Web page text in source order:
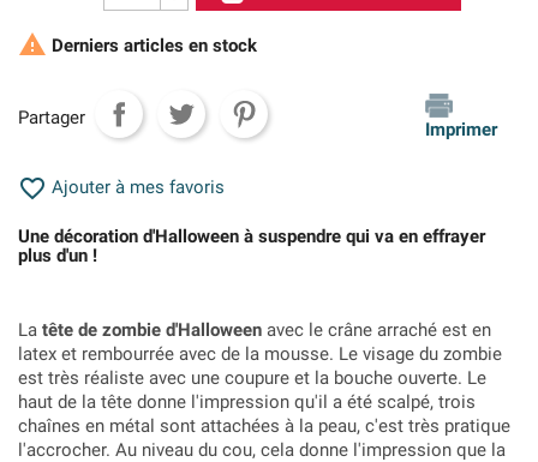
 Derniers articles en stock
Partager
Imprimer
 Ajouter à mes favoris
Une décoration d'Halloween à suspendre qui va en effrayer
plus d'un !
La tête de zombie d'Halloween avec le crâne arraché est en
latex et rembourrée avec de la mousse. Le visage du zombie
est très réaliste avec une coupure et la bouche ouverte. Le
haut de la tête donne l'impression qu'il a été scalpé, trois
chaînes en métal sont attachées à la peau, c'est très pratique
l'accrocher. Au niveau du cou, cela donne l'impression que la